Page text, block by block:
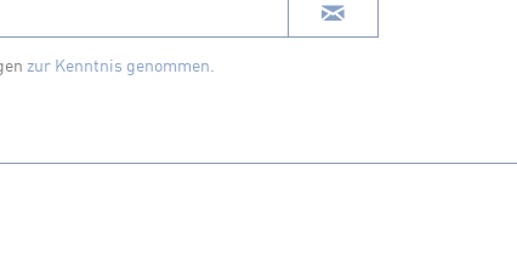
zur Kenntnis genommen.